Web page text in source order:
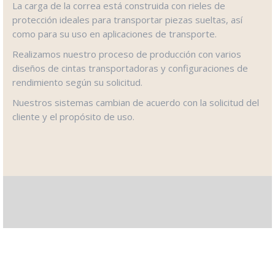
La carga de la correa está construida con rieles de
protección ideales para transportar piezas sueltas, así
como para su uso en aplicaciones de transporte.
Realizamos nuestro proceso de producción con varios
diseños de cintas transportadoras y configuraciones de
rendimiento según su solicitud.
Nuestros sistemas cambian de acuerdo con la solicitud del
cliente y el propósito de uso.